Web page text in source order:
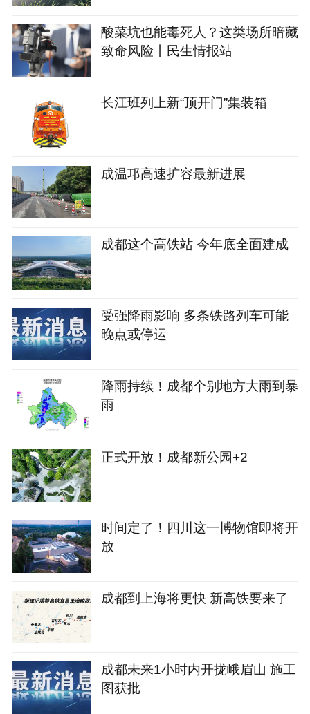
酸菜坑也能毒死人？这类场所暗藏
致命风险丨民生情报站
长江班列上新“顶开门”集装箱
成温邛高速扩容最新进展
成都这个高铁站 今年底全面建成
受强降雨影响 多条铁路列车可能
晚点或停运
降雨持续！成都个别地方大雨到暴
雨
正式开放！成都新公园+2
时间定了！四川这一博物馆即将开
放
成都到上海将更快 新高铁要来了
成都未来1小时内开拢峨眉山 施工
图获批